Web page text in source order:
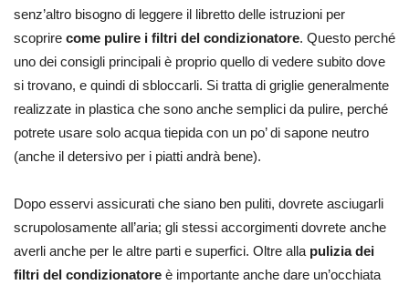
senz’altro bisogno di leggere il libretto delle istruzioni per
scoprire come pulire i filtri del condizionatore. Questo perché
uno dei consigli principali è proprio quello di vedere subito dove
si trovano, e quindi di sbloccarli. Si tratta di griglie generalmente
realizzate in plastica che sono anche semplici da pulire, perché
potrete usare solo acqua tiepida con un po’ di sapone neutro
(anche il detersivo per i piatti andrà bene).
Dopo esservi assicurati che siano ben puliti, dovrete asciugarli
scrupolosamente all’aria; gli stessi accorgimenti dovrete anche
averli anche per le altre parti e superfici. Oltre alla pulizia dei
filtri del condizionatore è importante anche dare un’occhiata